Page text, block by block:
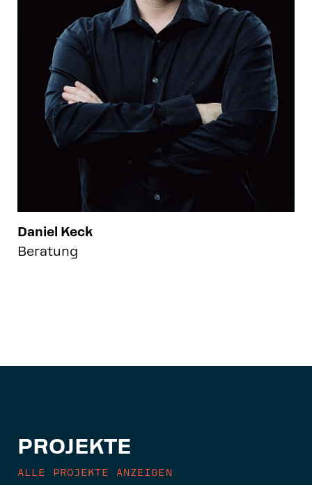
Daniel Keck
Beratung
PROJEKTE
ALLE PROJEKTE ANZEIGEN